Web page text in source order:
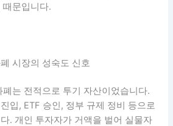
때문입니다.
시장의 성숙도 신호
는 전적으로 투기 자산이었습니다.
입, ETF 승인, 정부 규제 정비 등으로
. 개인 투자자가 거액을 벌어 실물자